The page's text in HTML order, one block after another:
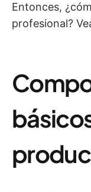
Entonces,
profesional?